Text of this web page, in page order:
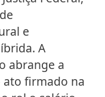
e
A
abrange a
ato firmado na